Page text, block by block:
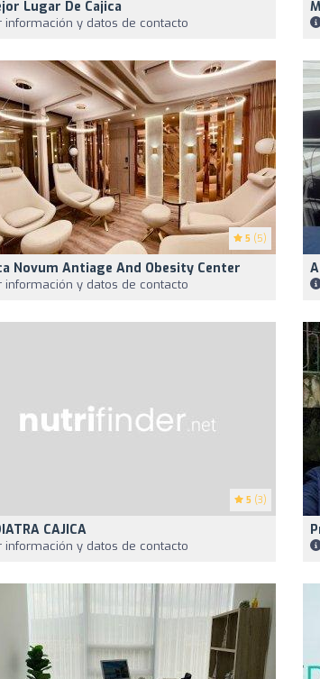
Lugar De Cajica
información y datos de contacto
5 (5)
Novum Antiage And Obesity Center
información y datos de contacto
5 (3)
CAJICA
información y datos de contacto